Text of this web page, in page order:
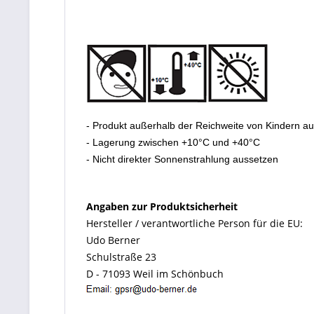
- Produkt außerhalb der Reichweite von Kindern
- Lagerung zwischen +10°C und +40°C
- Nicht direkter Sonnenstrahlung aussetzen
Angaben zur Produktsicherheit
Hersteller / verantwortliche Person für die EU:
Udo Berner
Schulstraße 23
D - 71093 Weil im Schönbuch